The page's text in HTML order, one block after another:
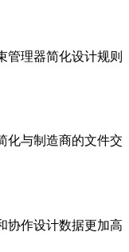
束管理器简化设计规则
化与制造商的文件交
和协作设计数据更加高